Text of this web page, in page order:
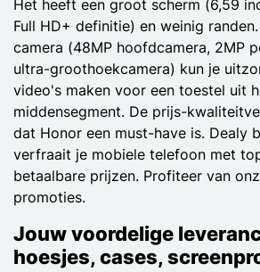
Het heeft een groot scherm (6,59
Full HD+ definitie) en weinig
camera (48MP hoofdcamera, 2MP
ultra-groothoekcamera) kun je
video's maken voor een toestel uit
middensegment. De prijs-
dat Honor een must-have is. Dealy
verfraait je mobiele telefoon met
betaalbare prijzen. Profiteer van
promoties.
Jouw voordelige
hoesjes, cases,